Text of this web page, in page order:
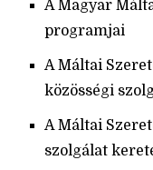
A Magyar
programjai
A Máltai
közösségi
A Máltai
szolgálat